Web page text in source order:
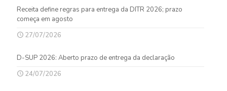
Receita define regras para entrega da DITR 2026; prazo
começa em agosto
27/07/2026
D-SUP 2026: Aberto prazo de entrega da declaração
24/07/2026